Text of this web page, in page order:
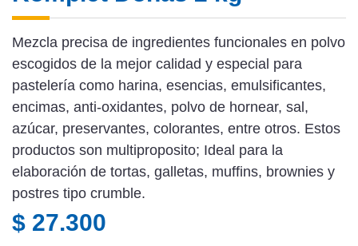
Mezcla precisa de ingredientes funcionales en polvo
escogidos de la mejor calidad y especial para
pastelería como harina, esencias, emulsificantes,
encimas, anti-oxidantes, polvo de hornear, sal,
azúcar, preservantes, colorantes, entre otros. Estos
productos son multiproposito; Ideal para la
elaboración de tortas, galletas, muffins, brownies y
postres tipo crumble.
$ 27.300